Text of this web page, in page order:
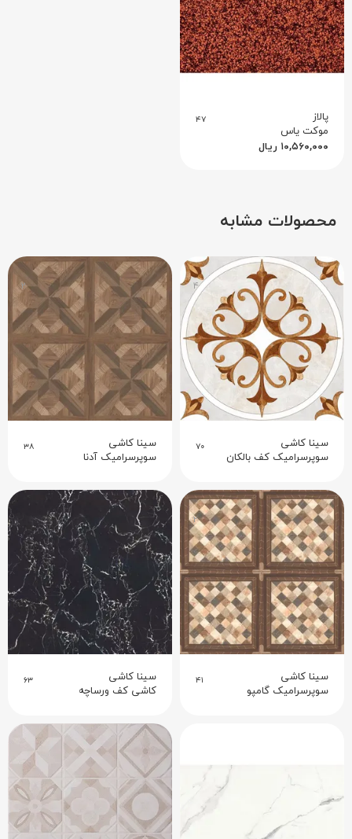
پالاز ۴۷
موکت یاس
۱۰,۵۶۰,۰۰۰ ریال
محصولات مشابه
۴
سینا کاشی ۷۰
سوپرسرامیک کف بالکان
۲
سینا کاشی ۳۸
سوپرسرامیک آدنا
۲
سینا کاشی ۴۱
سوپرسرامیک گامپو
سینا کاشی ۶۳
کاشی کف ورساچه